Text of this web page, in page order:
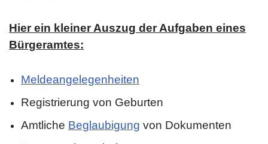
Hier ein kleiner Auszug der Aufgaben eines
Bürgeramtes:
Meldeangelegenheiten
Registrierung von Geburten
Amtliche Beglaubigung von Dokumenten